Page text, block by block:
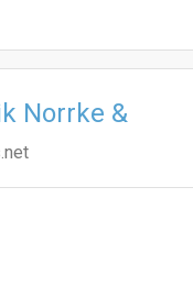
Norrke &